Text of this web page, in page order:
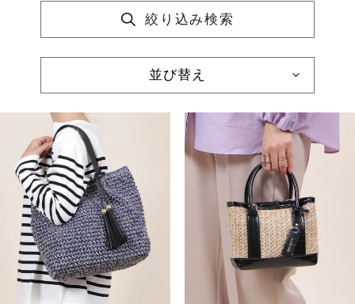
絞り込み検索
並び替え